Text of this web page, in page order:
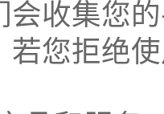
会收集您
若您拒绝